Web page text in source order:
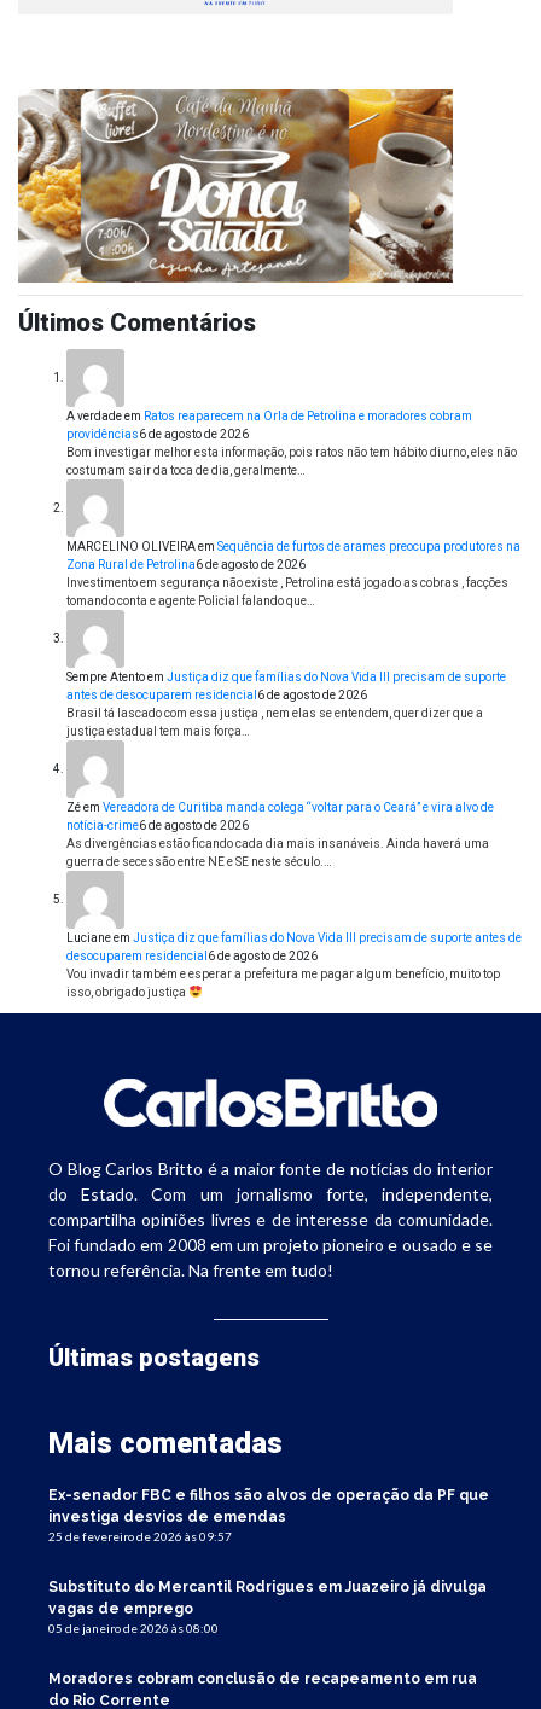
Últimos Comentários
A verdadeem Ratos reaparecem na Orla de Petrolina e moradores cobram
providências6 de agosto de 2026
Bom investigar melhor esta informação, pois ratos não tem hábito diurno, eles não
costumam sair da toca de dia, geralmente…
MARCELINO OLIVEIRAem Sequência de furtos de arames preocupa produtores na
Zona Rural de Petrolina6 de agosto de 2026
Investimento em segurança não existe , Petrolina está jogado as cobras , facções
tomando conta e agente Policial falando que…
Sempre Atentoem Justiça diz que famílias do Nova Vida III precisam de suporte
antes de desocuparem residencial 6 de agosto de 2026
Brasil tá lascado com essa justiça , nem elas se entendem, quer dizer que a
justiça estadual tem mais força…
Zéem Vereadora de Curitiba manda colega “voltar para o Ceará” e vira alvo de
notícia-crime6 de agosto de 2026
As divergências estão ficando cada dia mais insanáveis. Ainda haverá uma
guerra de secessão entre NE e SE neste século.…
Lucianeem Justiça diz que famílias do Nova Vida III precisam de suporte antes de
desocuparem residencial 6 de agosto de 2026
Vou invadir também e esperar a prefeitura me pagar algum benefício, muito top
isso, obrigado justiça
O Blog Carlos Britto é a maior fonte de notícias do interior
do Estado. Com um jornalismo forte, independente,
compartilha opiniões livres e de interesse da comunidade.
Foi fundado em 2008 em um projeto pioneiro e ousado e se
tornou referência. Na frente em tudo!
Últimas postagens
Mais comentadas
Ex-senador FBC e filhos são alvos de operação da PF que
investiga desvios de emendas
25 de fevereiro de 2026 às 09:57
Substituto do Mercantil Rodrigues em Juazeiro já divulga
vagas de emprego
05 de janeiro de 2026 às 08:00
Moradores cobram conclusão de recapeamento em rua
do Rio Corrente